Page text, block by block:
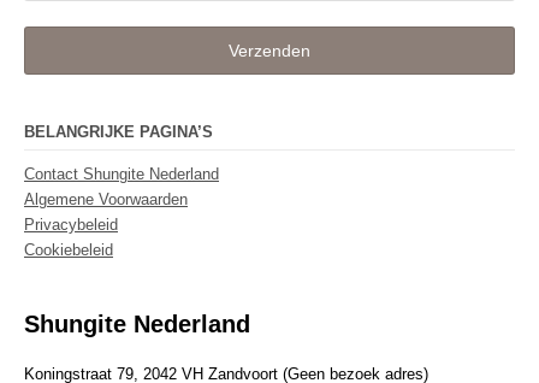
Verzenden
BELANGRIJKE PAGINA’S
Contact Shungite Nederland
Algemene Voorwaarden
Privacybeleid
Cookiebeleid
Shungite Nederland
Koningstraat 79, 2042 VH Zandvoort (Geen bezoek adres)